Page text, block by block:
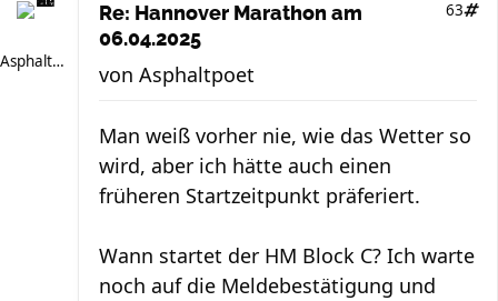
Asphaltpoet
Re: Hannover Marathon am
06.04.2025
63
von Asphaltpoet
Man weiß vorher nie, wie das Wetter so
wird, aber ich hätte auch einen
früheren Startzeitpunkt präferiert.
Wann startet der HM Block C? Ich warte
noch auf die Meldebestätigung und